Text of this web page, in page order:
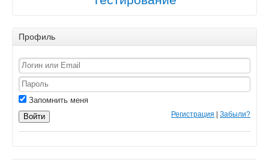
Профиль
Запомнить меня
Регистрация Забыли?
Войти